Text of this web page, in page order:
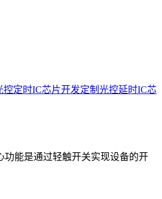
控定时IC芯片开发定制 光控延时IC芯
功能是通过轻触开关实现设备的开